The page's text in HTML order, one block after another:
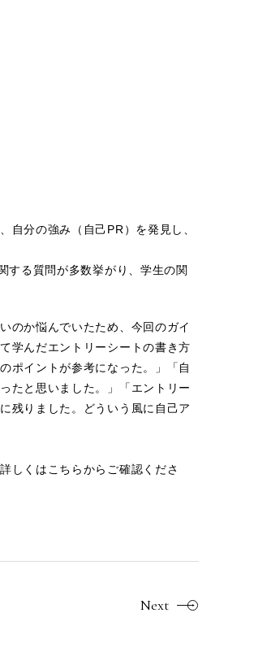
自分の強み（自己PR）を発見し、
する質問が多数挙がり、学生の関
のか悩んでいたため、今回のガイ
学んだエントリーシートの書き方
ポイントが参考になった。」「自
たと思いました。」「エントリー
残りました。どういう風に自己ア
しくはこちらからご確認くださ
Next